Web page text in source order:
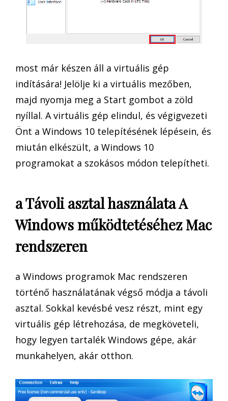
most már készen áll a virtuális gép
indítására! Jelölje ki a virtuális mezőben,
majd nyomja meg a Start gombot a zöld
nyíllal. A virtuális gép elindul, és végigvezeti
Önt a Windows 10 telepítésének lépésein, és
miután elkészült, a Windows 10
programokat a szokásos módon telepítheti.
a Távoli asztal használata A
Windows működtetéséhez Mac
rendszeren
a Windows programok Mac rendszeren
történő használatának végső módja a távoli
asztal. Sokkal kevésbé vesz részt, mint egy
virtuális gép létrehozása, de megköveteli,
hogy legyen tartalék Windows gépe, akár
munkahelyen, akár otthon.